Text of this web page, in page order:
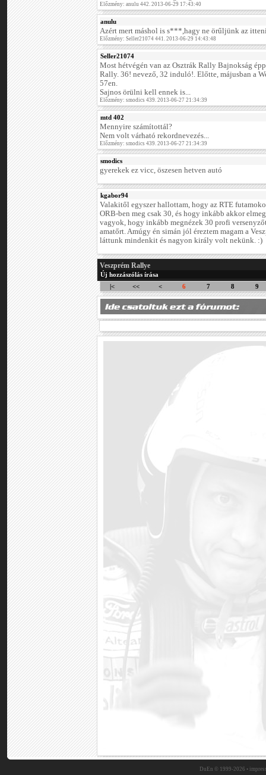
Előzmény: anulu 442. 2013-06-29 17:43:40
anulu
Azért mert máshol is s***,hagy ne örűljünk az
Előzmény: Seller21074 441. 2013-06-29 14:43:48
Seller21074
Most hétvégén van az Osztrák Rally Bajnokság
Rally. 36! nevező, 32 induló!. Előtte, májusban a
57en.
Sajnos örülni kell ennek is...
Előzmény: smodics 439. 2013-06-27 21:34:39
mtd 402
Mennyire számítottál?
Nem volt várható rekordnevezés...
Előzmény: smodics 439. 2013-06-27 21:34:39
smodics
gyerekek ez vicc, öszesen hetven autó
kgabor94
Valakitől egyszer hallottam, hogy az RTE
ORB-ben meg csak 30, és hogy inkább akkor
vagyok, hogy inkább megnézek 30 profi
amatőrt. Amúgy én simán jól éreztem magam a
láttunk mindenkit és nagyon király volt nekünk. :)
Veszprém Rallye
Új hozzászólás írása
|<
<< < 6 7 8 9
DuEn © 1999-2026 •